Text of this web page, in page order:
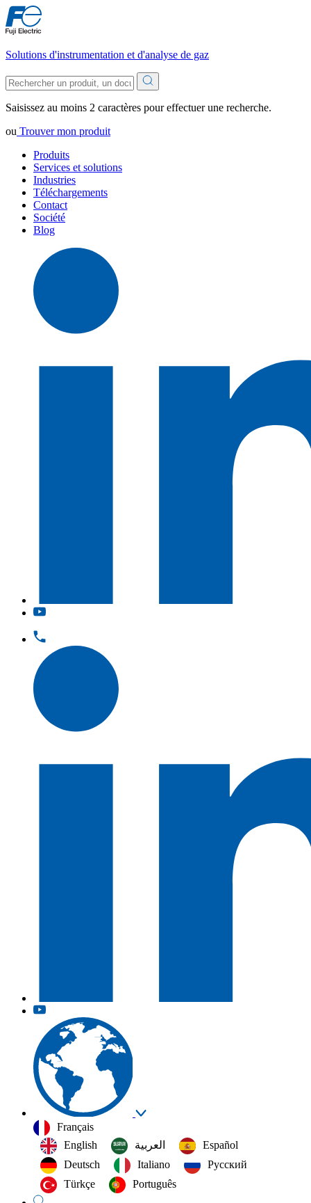
Solutions d'instrumentation et d'analyse de gaz
Saisissez au moins 2 caractères pour effectuer une recherche.
ou Trouver mon produit
Produits
Services et solutions
Industries
Téléchargements
Contact
Société
Blog
Français
English
العربية‏
Español
Deutsch
Italiano
Русский
Türkçe
Português